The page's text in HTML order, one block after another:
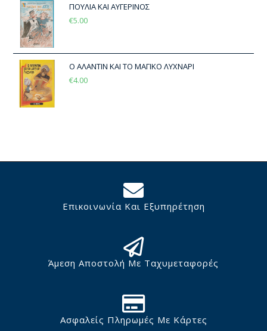
ΠΟΥΛΙΑ ΚΑΙ ΑΥΓΕΡΙΝΟΣ
€5.00
Ο ΑΛΑΝΤΙΝ ΚΑΙ ΤΟ ΜΑΓΙΚΟ ΛΥΧΝΑΡΙ
€4.00
Επικοινωνία Και Εξυπηρέτηση
Άμεση Αποστολή Με Ταχυμεταφορές
Ασφαλείς Πληρωμές Με Κάρτες